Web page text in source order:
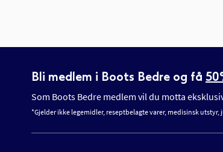
Bli medlem i Boots Bedre og få
Som Boots Bedre medlem vil du motta
*Gjelder ikke legemidler, reseptbelagte varer, medisinsk